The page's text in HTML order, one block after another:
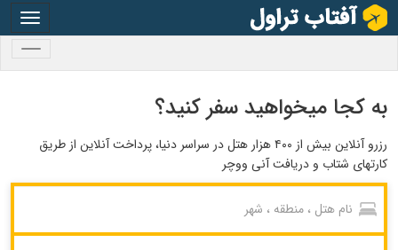
به کجا میخواهید سفر کنید؟
رزرو آنلاین بیش از ۴۰۰ هزار هتل در سراسر دنیا، پرداخت آنلاین از طریق
کارتهای شتاب و دریافت آنی ووچر